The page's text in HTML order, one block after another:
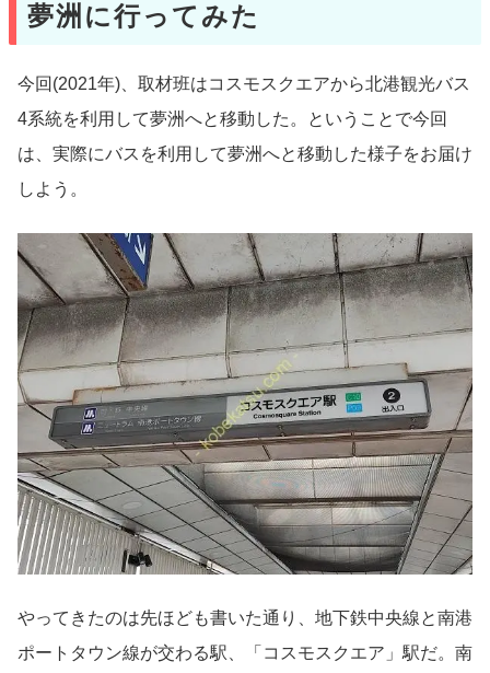
夢洲に行ってみた
今回(2021年)、取材班はコスモスクエアから北港観光バス
4系統を利用して夢洲へと移動した。ということで今回
は、実際にバスを利用して夢洲へと移動した様子をお届け
しよう。
やってきたのは先ほども書いた通り、地下鉄中央線と南港
ポートタウン線が交わる駅、「コスモスクエア」駅だ。南